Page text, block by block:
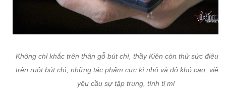
Không chỉ khắc trên thân gỗ bút chì, thầy Kiên còn thử sức điêu
trên ruột bút chì, những tác phẩm cực kì nhỏ và độ khó cao, việc
yêu cầu sự tập trung, tính tỉ mỉ